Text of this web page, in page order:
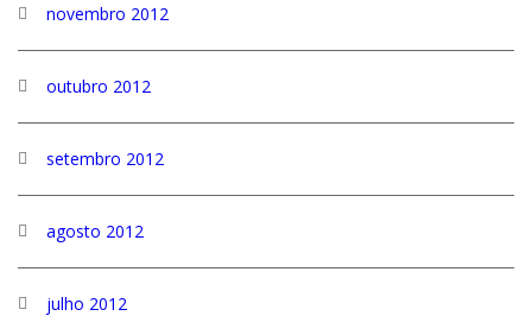
novembro 2012
outubro 2012
setembro 2012
agosto 2012
julho 2012